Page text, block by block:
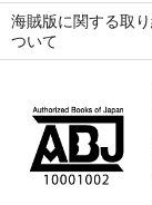
海賊版に関する取
ついて